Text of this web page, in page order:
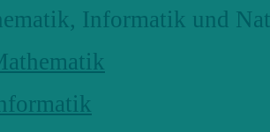
Informatik und